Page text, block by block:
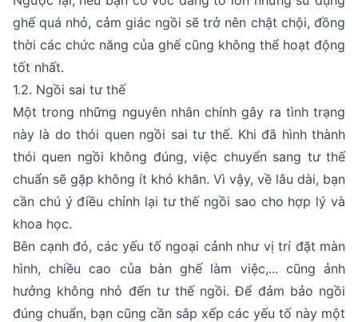
ghế quá nhỏ, cảm giác ngồi sẽ trở nên chật chội, đồng
thời các chức năng của ghế cũng không thể hoạt động
tốt nhất.
1.2. Ngồi sai tư thế
Một trong những nguyên nhân chính gây ra tình trạng
này là do thói quen ngồi sai tư thế. Khi đã hình thành
thói quen ngồi không đúng, việc chuyển sang tư thế
chuẩn sẽ gặp không ít khó khăn. Vì vậy, về lâu dài, bạn
cần chú ý điều chỉnh lại tư thế ngồi sao cho hợp lý và
khoa học.
Bên cạnh đó, các yếu tố ngoại cảnh như vị trí đặt màn
hình, chiều cao của bàn ghế làm việc,... cũng ảnh
hưởng không nhỏ đến tư thế ngồi. Để đảm bảo ngồi
đúng chuẩn, bạn cũng cần sắp xếp các yếu tố này một